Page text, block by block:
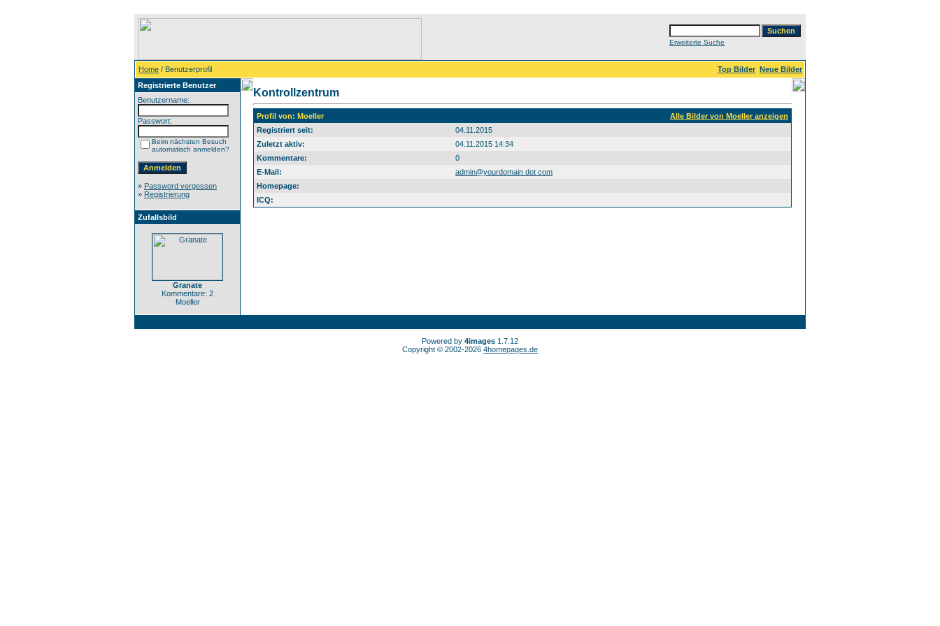
Erweiterte Suche
Home / Benutzerprofil Top Bilder Neue Bilder
Registrierte Benutzer
Benutzername:
Passwort:
Beim nächsten Besuch
automatisch anmelden?
» Password vergessen
» Registrierung
Zufallsbild
Granate
Kommentare: 2
Moeller
Kontrollzentrum
Profil von: Moeller
Alle Bilder von Moeller anzeigen
Registriert seit:
04.11.2015
Zuletzt aktiv:
04.11.2015 14:34
Kommentare:
0
E-Mail:
admin@yourdomain dot com
Homepage:
ICQ:
Powered by 4images 1.7.12
Copyright © 2002-2026 4homepages.de